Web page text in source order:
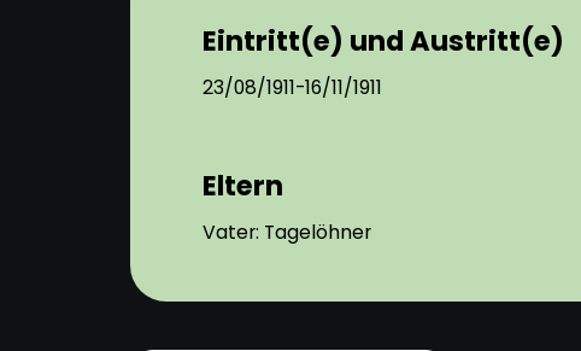
Eintritt(e) und Austritt(e)
23/08/1911-16/11/1911
Eltern
Vater: Tagelöhner